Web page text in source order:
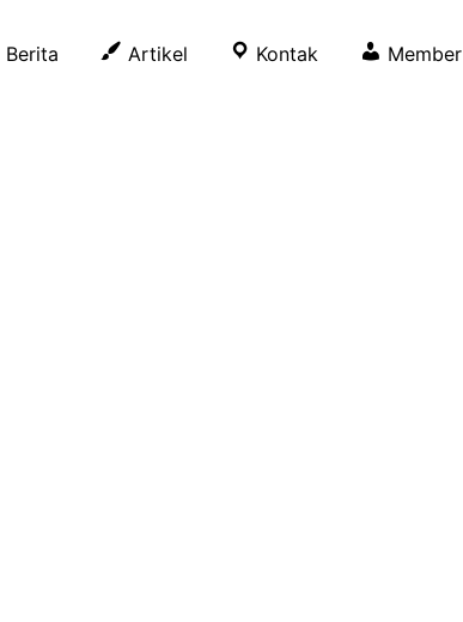
Berita Artikel Kontak Member